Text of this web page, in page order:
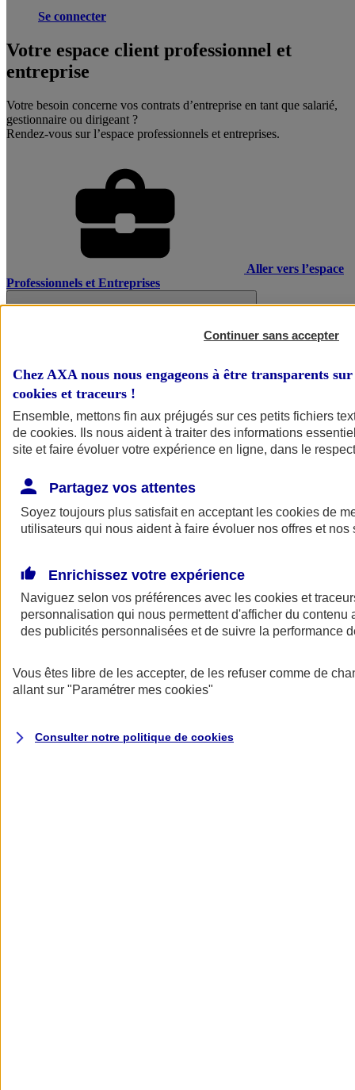
Se connecter
Votre espace client professionnel et
entreprise
Votre besoin concerne vos contrats d’entreprise en tant que salarié,
gestionnaire ou dirigeant ?
Rendez-vous sur l’espace professionnels et entreprises.
Aller vers l’espace
Professionnels et Entreprises
AXA Assurance
Continuer sans accepter
Chez AXA nous nous engageons à être transparents
cookies et traceurs !
Ensemble, mettons fin aux préjugés sur ces petits fichiers
de cookies. Ils nous aident à traiter des informations
site et faire évoluer votre expérience en ligne, dans le
Partagez vos attentes
Soyez toujours plus satisfait en acceptant les cookies de
utilisateurs qui nous aident à faire évoluer nos offres et nos
Enrichissez votre expérience
Naviguez selon vos préférences avec les cookies et
personnalisation qui nous permettent d'afficher du contenu
des publicités personnalisées et de suivre la performance
Vous êtes libre de les accepter, de les refuser comme de
allant sur "Paramétrer mes cookies"
Consulter notre politique de cookies